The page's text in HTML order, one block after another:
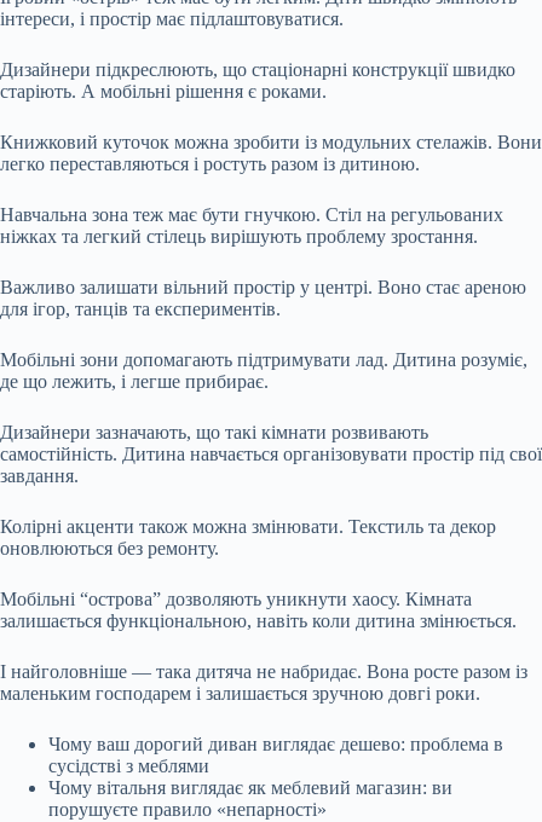
інтереси, і простір має підлаштовуватися.
Дизайнери підкреслюють, що стаціонарні конструкції швидко
старіють. А мобільні рішення є роками.
Книжковий куточок можна зробити із модульних стелажів. Вони
легко переставляються і ростуть разом із дитиною.
Навчальна зона теж має бути гнучкою. Стіл на регульованих
ніжках та легкий стілець вирішують проблему зростання.
Важливо залишати вільний простір у центрі. Воно стає ареною
для ігор, танців та експериментів.
Мобільні зони допомагають підтримувати лад. Дитина розуміє,
де що лежить, і легше прибирає.
Дизайнери зазначають, що такі кімнати розвивають
самостійність. Дитина навчається організовувати простір під свої
завдання.
Колірні акценти також можна змінювати. Текстиль та декор
оновлюються без ремонту.
Мобільні “острова” дозволяють уникнути хаосу. Кімната
залишається функціональною, навіть коли дитина змінюється.
І найголовніше — така дитяча не набридає. Вона росте разом із
маленьким господарем і залишається зручною довгі роки.
Чому ваш дорогий диван виглядає дешево: проблема в
сусідстві з меблями
Чому вітальня виглядає як меблевий магазин: ви
порушуєте правило «непарності»